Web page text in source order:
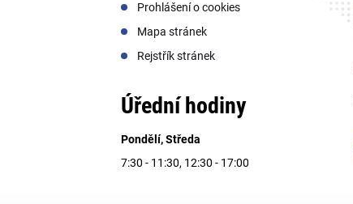
Prohlášení o cookies
Mapa stránek
Rejstřík stránek
Úřední hodiny
Pondělí, Středa
7:30 - 11:30, 12:30 - 17:00